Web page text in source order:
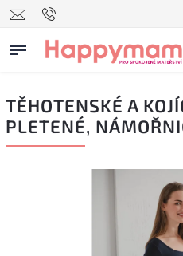
TĚHOTENSKÉ A
PLETENÉ,